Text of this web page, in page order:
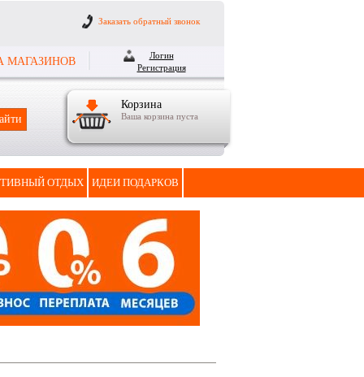
Заказать обратный звонок
МАГАЗИНОВ
Логин
Регистрация
Корзина
Ваша корзина пуста
ОТДЫХ ИДЕИ ПОДАРКОВ